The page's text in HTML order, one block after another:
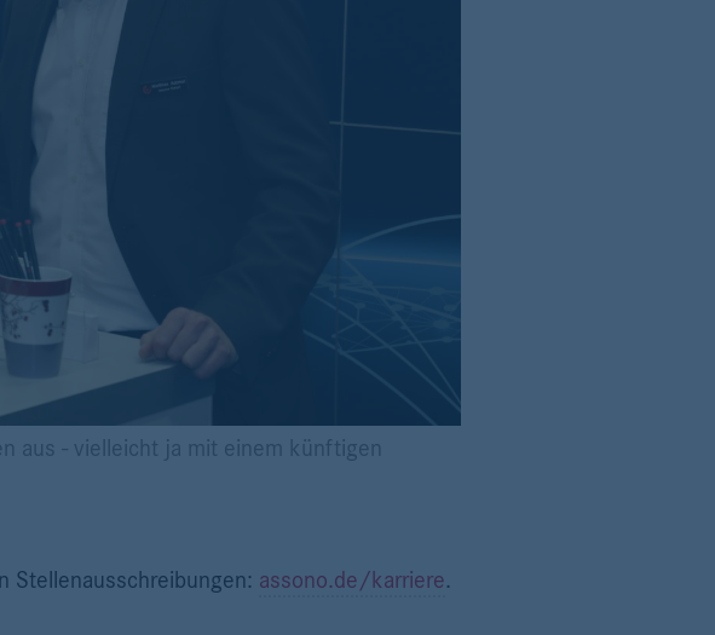
aus - vielleicht ja mit einem künftigen
Stellenausschreibungen: assono.de/karriere.